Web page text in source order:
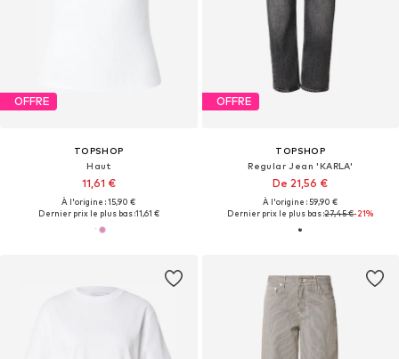
OFFRE
TOPSHOP
Haut
11,61 €
À l'origine : 15,90 €
Dernier prix le plus bas :11,61 €
OFFRE
TOPSHOP
Regular Jean 'KARLA'
De 21,56 €
À l'origine : 59,90 €
Dernier prix le plus bas :27,45 €-21%